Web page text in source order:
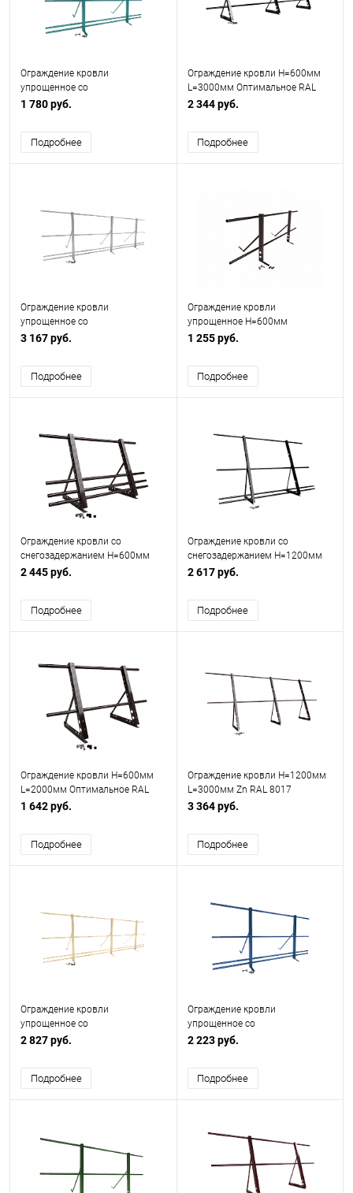
Ограждение кровли
упрощенное со
снегозадержанием H=900мм
1 780 руб.
Подробнее
Ограждение кровли H=600мм
L=3000мм Оптимальное RAL
9005
2 344 руб.
Подробнее
Ограждение кровли
упрощенное со
снегозадержанием H=900мм
3 167 руб.
Подробнее
Ограждение кровли
упрощенное H=600мм
L=2000мм Эконом RAL 8017
1 255 руб.
Подробнее
Ограждение кровли со
снегозадержанием H=600мм
L=2000мм Zn RAL 8017
2 445 руб.
Подробнее
Ограждение кровли со
снегозадержанием H=1200мм
L=2000мм Эконом RAL 9005
2 617 руб.
Подробнее
Ограждение кровли H=600мм
L=2000мм Оптимальное RAL
8017
1 642 руб.
Подробнее
Ограждение кровли H=1200мм
L=3000мм Zn RAL 8017
3 364 руб.
Подробнее
Ограждение кровли
упрощенное со
снегозадержанием H=900мм
2 827 руб.
Подробнее
Ограждение кровли
упрощенное со
снегозадержанием H=900мм
2 223 руб.
Подробнее